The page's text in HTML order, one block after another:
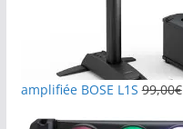
amplifiée BOSE L1S 99,00€